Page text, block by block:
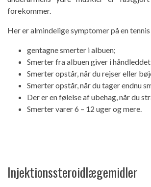
forekommer.
Her er almindelige symptomer på en
gentagne smerter i albuen;
Smerter fra albuen giver i
Smerter opstår, når du rejser eller
Smerter opstår, når du tager endnu
Der er en følelse af ubehag, når du
Smerter varer 6 – 12 uger og mere.
Injektionssteroidlægemidler